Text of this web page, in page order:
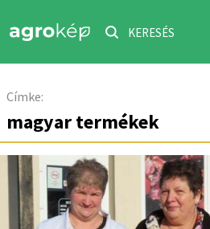
KERESÉS
Címke:
magyar termékek